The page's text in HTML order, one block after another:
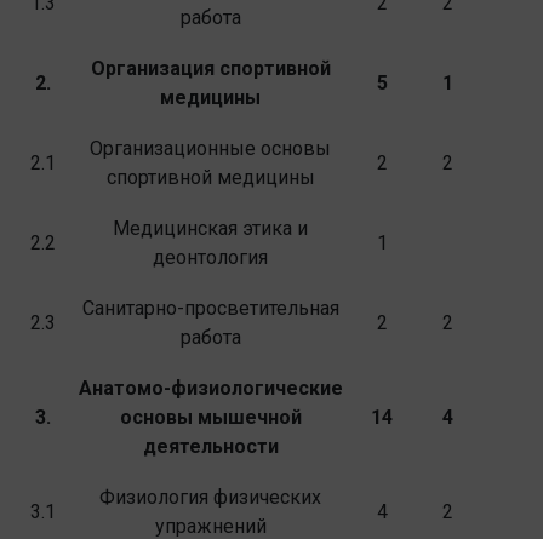
работа
2.
Организация спортивной
медицины
5 1
2.1
Организационные основы
спортивной ме­дицины
2 2
2.2
Медицинская этика и
деонтология
1
2.3
Санитарно-просветительная
работа
2 2
3.
Анатомо-физиологические
основы мышечной
деятельности
14 4
3.1
Физиология физических
упражнений
4 2